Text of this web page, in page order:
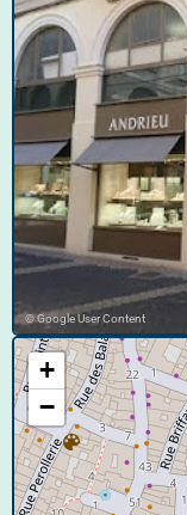
© Google User Content
+
−